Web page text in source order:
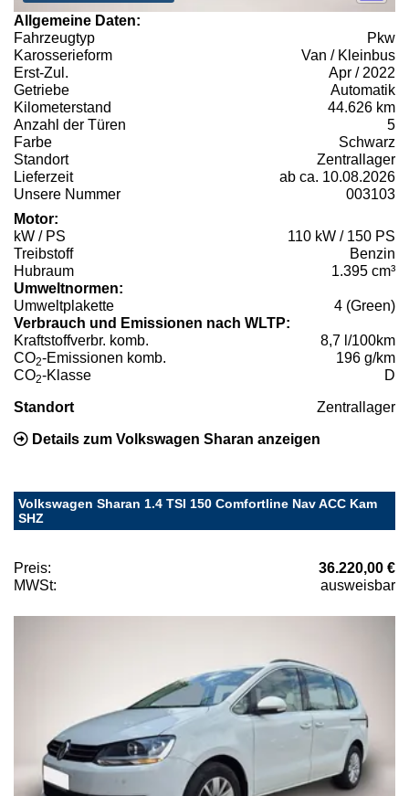
Allgemeine Daten:
Fahrzeugtyp
Pkw
Karosserieform
Van / Kleinbus
Erst-Zul.
Apr / 2022
Getriebe
Automatik
Kilometerstand
44.626 km
Anzahl der Türen
5
Farbe
Schwarz
Standort
Zentrallager
Lieferzeit
ab ca. 10.08.2026
Unsere Nummer
003103
Motor:
kW / PS
110 kW / 150 PS
Treibstoff
Benzin
Hubraum
1.395 cm³
Umweltnormen:
Umweltplakette
4 (Green)
Verbrauch und Emissionen nach WLTP:
Kraftstoffverbr. komb.
8,7 l/100km
CO2-Emissionen komb.
196 g/km
CO2-Klasse D
Standort Zentrallager
Details zum Volkswagen Sharan anzeigen
Volkswagen Sharan 1.4 TSI 150 Comfortline Nav ACC Kam
SHZ
Preis:
36.220,00 €
MWSt:
ausweisbar